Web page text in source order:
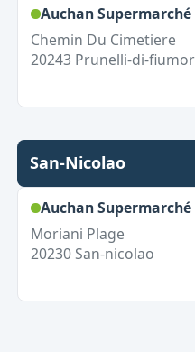
Auchan
Chemin Du Cimetiere
20243 Prunelli-di-
San-Nicolao
Auchan
Moriani Plage
20230 San-nicolao